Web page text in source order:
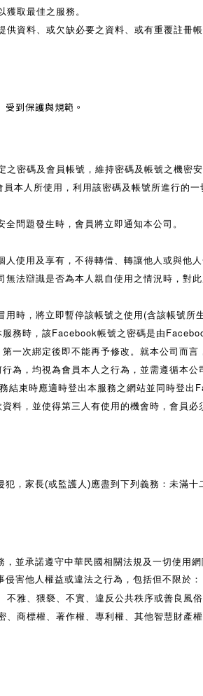
取最佳之服務。
資料、或欠缺必要之資料、或有重覆註冊
受到保護與規範。
密碼及會員帳號，維持密碼及帳號之機密
本人所使用，利用該密碼及帳號所進行的一
問題發生時，會員將立即通知本公司。
使用及享有，不得轉借、轉讓他人或與他人
法辯識是否為本人親自使用之情況時，對
時，將立即暫停該帳號之使用(含該帳號所
務時，該Facebook帳號之密碼是由
一次綁定後即不能再予修改。就本公司而
為，均視為會員本人之行為，並需遵循本
束時應適時登出本服務之網站並同時登出
料，並使得第三人有使用的機會時，會員
，家長(或監護人)應盡到下列義務：未滿
並承諾遵守中華民國相關法規及一切使用
害他人權益或違法之行為，包括但不限於：
雅、猥褻、不實、違反公共秩序或善良風
商標權、著作權、專利權、其他智慧財產